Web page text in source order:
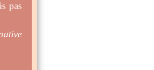
pas